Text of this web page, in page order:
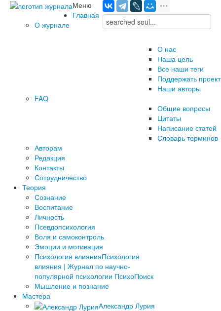
Меню
Главная
О журнале
О нас
Наша цель
Все наши теги
Поддержать проект
Наши авторы
FAQ
Общие вопросы
Цитаты
Написание статей
Словарь терминов
Авторам
Редакция
­Контакты
Сотрудничество
Теория
Сознание
Воспитание
Личность
Псевдопсихология
Воля и самоконтроль
Эмоции и мотивация
Психология влиянияПсихология
влияния | Журнал по научно-
популярной психологии ПсихоПоиск
Мышление и познание
Мастера
Александр Лурия